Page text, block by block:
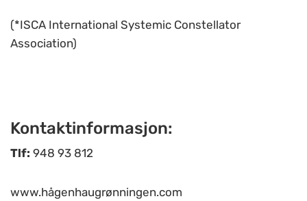
(*ISCA International Systemic Constellator
Association)
Kontaktinformasjon:
Tlf: 948 93 812
www.hågenhaugrønningen.com